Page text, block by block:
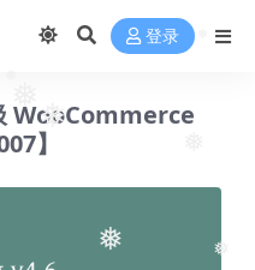
❅
❅
❅
登录
WooCommerce
】